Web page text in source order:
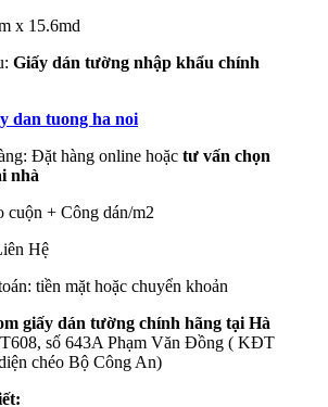
x 15.6md
Giấy dán tường nhập khẩu chính
dan tuong ha noi
Đặt hàng online hoặc tư vấn chọn
nhà
cuộn + Công dán/m2
Hệ
tiền mặt hoặc chuyển khoản
giấy dán tường chính hãng tại Hà
số 643A Phạm Văn Đồng ( KĐT
chéo Bộ Công An)